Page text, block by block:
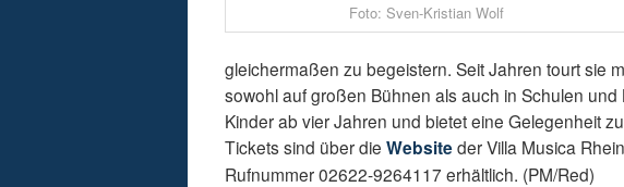
Foto: Sven-Kristian Wolf
gleichermaßen zu begeistern. Seit Jahren tourt sie
sowohl auf großen Bühnen als auch in Schulen
Kinder ab vier Jahren und bietet eine Gelegenheit
Tickets sind über dieWebsiteder Villa Musica
Rufnummer 02622-9264117 erhältlich. (PM/Red)